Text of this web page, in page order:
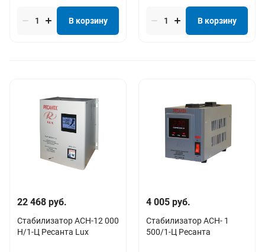
В корзину В корзину
22 468 руб.
Стабилизатор АСН-12 000
Н/1-Ц Ресанта Lux
4 005 руб.
Стабилизатор АСН- 1
500/1-Ц Ресанта